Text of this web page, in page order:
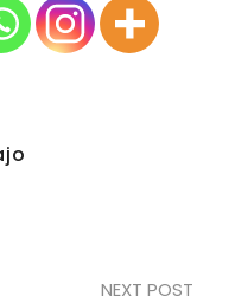
NEXT POST